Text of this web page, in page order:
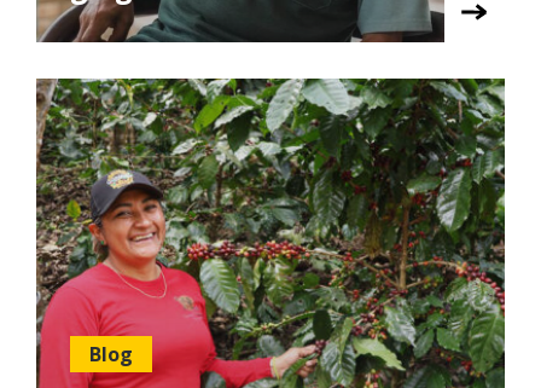
Blog